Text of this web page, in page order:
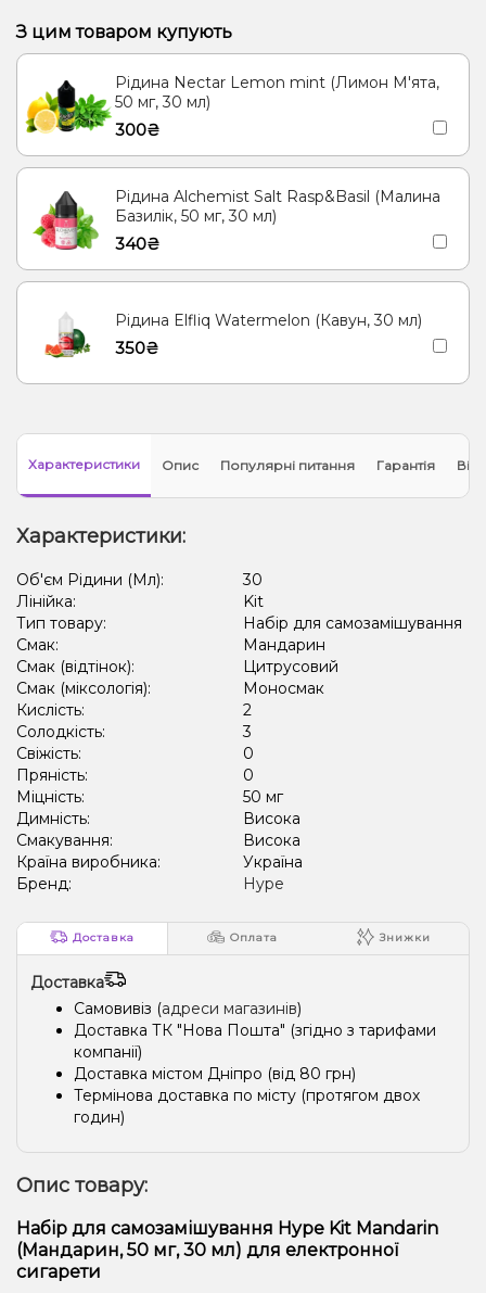
З цим товаром купують
Рідина Nectar Lemon mint (Лимон М'ята,
50 мг, 30 мл)
300₴
Рідина Alchemist Salt Rasp&Basil (Малина
Базилік, 50 мг, 30 мл)
340₴
Рідина Elfliq Watermelon (Кавун, 30 мл)
350₴
Характеристики Опис Популярні питання Гарантія
Характеристики:
Об'єм Рідини (Мл):
30
Лінійка:
Kit
Тип товару:
Набір для самозамішування
Смак:
Мандарин
Смак (відтінок):
Цитрусовий
Смак (міксологія):
Моносмак
Кислість:
2
Солодкість:
3
Свіжість:
0
Пряність:
0
Міцність:
50 мг
Димність:
Висока
Смакування:
Висока
Країна виробника:
Україна
Бренд:
Hype
Доставка Оплата Знижки
Доставка
Самовивіз (адреси магазинів)
Доставка ТК "Нова Пошта" (згідно з тарифами
компанії)
Доставка містом Дніпро (від 80 грн)
Термінова доставка по місту (протягом двох
годин)
Опис товару:
Набір для самозамішування Hype Kit Mandarin
(Мандарин, 50 мг, 30 мл) для електронної
сигарети